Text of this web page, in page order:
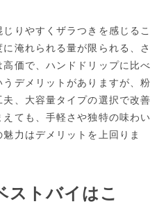
りやすくザラつきを感じるこ
淹れられる量が限られる、さ
価で、ハンドドリップに比べ
デメリットがありますが、粉
、大容量タイプの選択で改善
ても、手軽さや独特の味わい
力はデメリットを上回りま
ストバイはこ